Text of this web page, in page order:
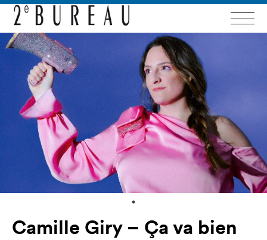
Camille Giry – Ça va bien